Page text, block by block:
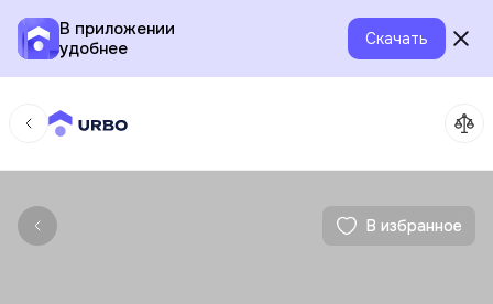
В приложении
удобнее
Скачать
В избранное